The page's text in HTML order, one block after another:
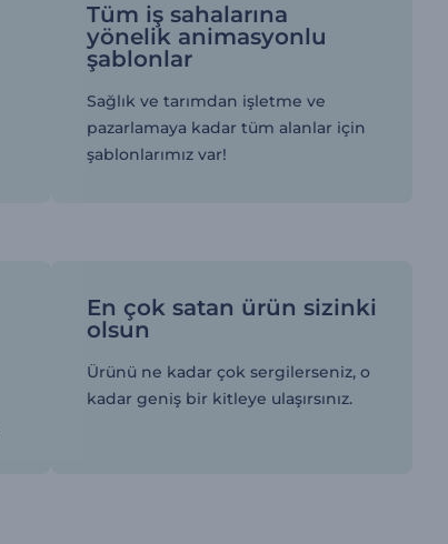
Tüm iş sahalarına
yönelik animasyonlu
şablonlar
Sağlık ve tarımdan işletme ve
pazarlamaya kadar tüm alanlar için
şablonlarımız var!
En çok satan ürün sizinki
olsun
Ürünü ne kadar çok sergilerseniz, o
kadar geniş bir kitleye ulaşırsınız.